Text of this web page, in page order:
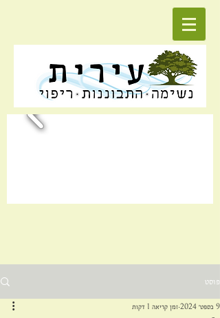
פוסט
9 בספט׳ 2024 זמן קריאה 1 דקות